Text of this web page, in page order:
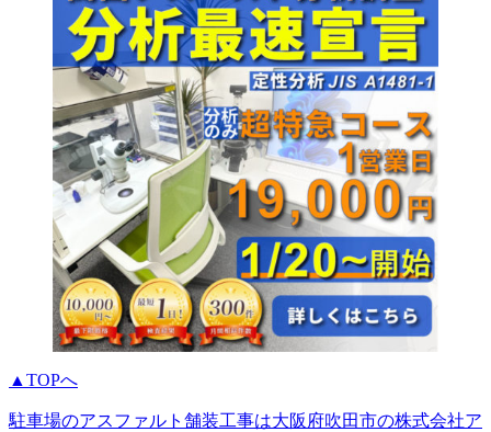
▲TOPへ
駐車場のアスファルト舗装工事は大阪府吹田市の株式会社ア